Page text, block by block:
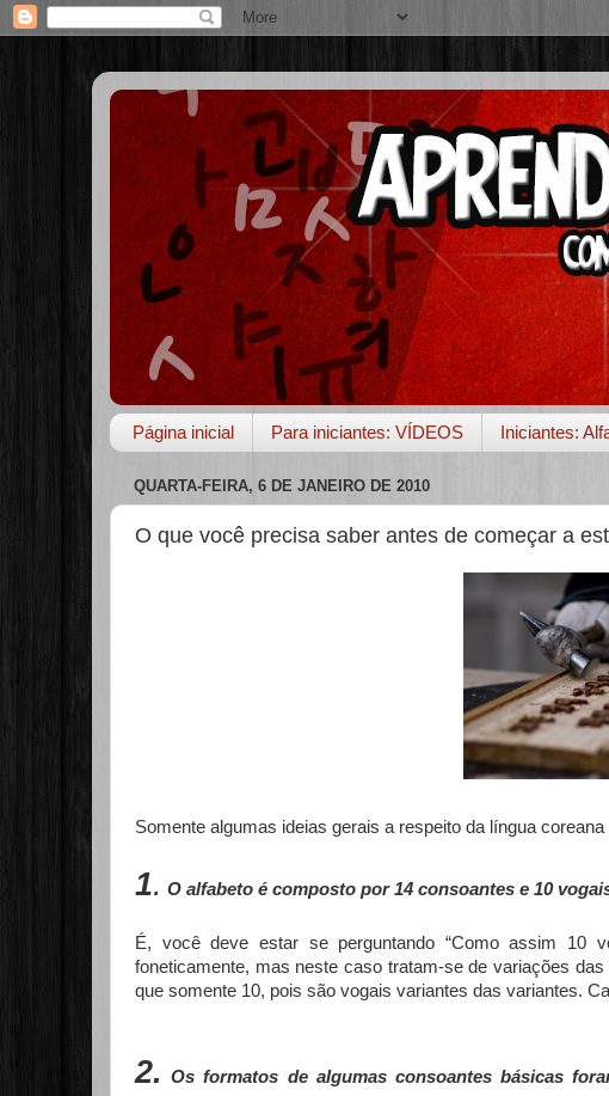
Página inicial Para iniciantes: VÍDEOS Iniciantes:
QUARTA-FEIRA, 6 DE JANEIRO DE 2010
O que você precisa saber antes de começar a
Somente algumas ideias gerais a respeito da língua
1. O alfabeto é composto por 14 consoantes e 10
É, você deve estar se perguntando “Como assim 10
foneticamente, mas neste caso tratam-se de variações
que somente 10, pois são vogais variantes das variantes.
2.
Os formatos de algumas consoantes básicas